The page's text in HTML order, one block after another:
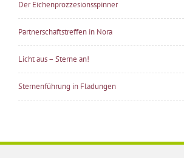
Der Eichenprozzesionsspinner
Partnerschaftstreffen in Nora
Licht aus – Sterne an!
Sternenführung in Fladungen